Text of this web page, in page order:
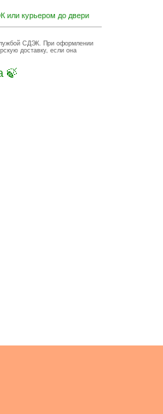
или курьером до двери
СДЭК. При оформлении
доставку, если она
🍃